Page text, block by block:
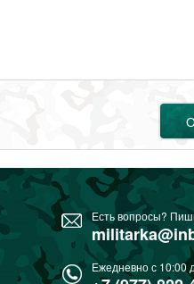
Есть вопросы?
Ежедневно с 10:00